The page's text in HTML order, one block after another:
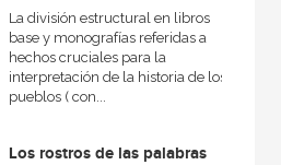
La división estructural en libros
base y monografías referidas a
hechos cruciales para la
interpretación de la historia de los
pueblos ( con...
Los rostros de las palabras